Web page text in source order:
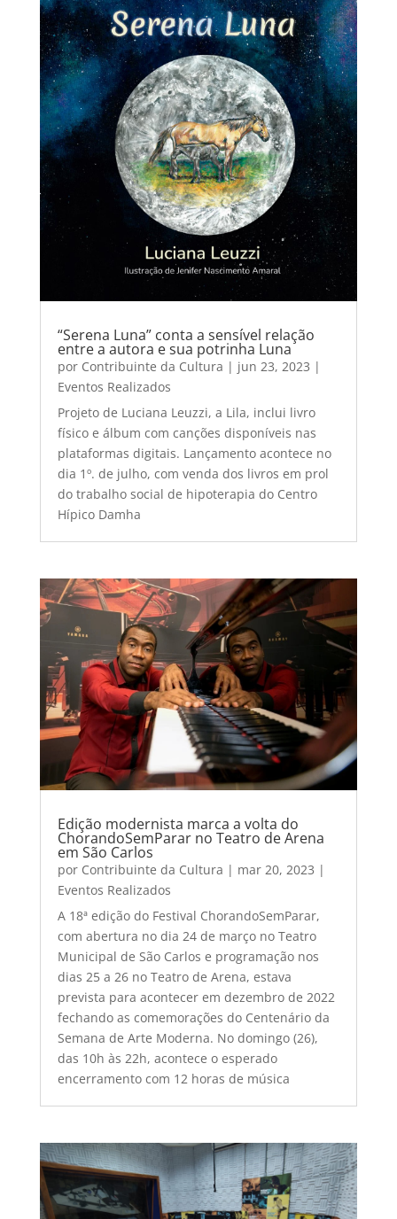
“Serena Luna” conta a sensível relação
entre a autora e sua potrinha Luna
por Contribuinte da Cultura | jun 23, 2023 |
Eventos Realizados
Projeto de Luciana Leuzzi, a Lila, inclui livro
físico e álbum com canções disponíveis nas
plataformas digitais. Lançamento acontece no
dia 1º. de julho, com venda dos livros em prol
do trabalho social de hipoterapia do Centro
Hípico Damha
Edição modernista marca a volta do
ChorandoSemParar no Teatro de Arena
em São Carlos
por Contribuinte da Cultura | mar 20, 2023 |
Eventos Realizados
A 18ª edição do Festival ChorandoSemParar,
com abertura no dia 24 de março no Teatro
Municipal de São Carlos e programação nos
dias 25 a 26 no Teatro de Arena, estava
prevista para acontecer em dezembro de 2022
fechando as comemorações do Centenário da
Semana de Arte Moderna. No domingo (26),
das 10h às 22h, acontece o esperado
encerramento com 12 horas de música